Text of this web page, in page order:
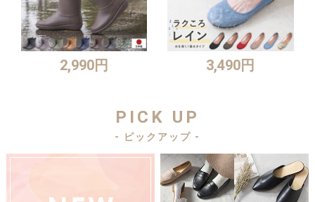
2,990円 3,490円
PICK UP
- ピックアップ -